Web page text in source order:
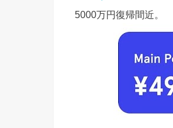
5000万円復帰間近。